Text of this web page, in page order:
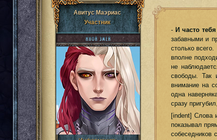
Авитус Маэриас
Участник
- И часто
забавными и
столько
вполне
не
свободы. Так
внимание на
одна
сразу
[indent] Слова
показывал
собеседников